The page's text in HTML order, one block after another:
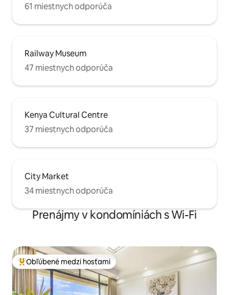
61 miestnych odporúča
Railway Museum
47 miestnych odporúča
Kenya Cultural Centre
37 miestnych odporúča
City Market
34 miestnych odporúča
Prenájmy v kondomíniách s Wi-Fi
Najobľúbenejšie medzi hosťami
Obľúbené medzi hosťami